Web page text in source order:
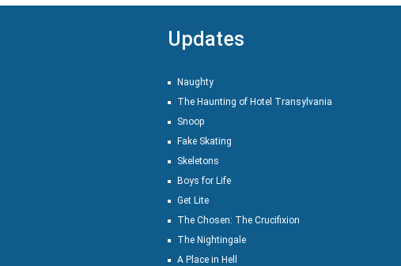
Updates
Naughty
The Haunting of Hotel Transylvania
Snoop
Fake Skating
Skeletons
Boys for Life
Get Lite
The Chosen: The Crucifixion
The Nightingale
A Place in Hell